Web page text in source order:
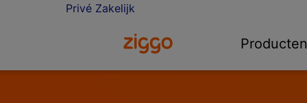
Privé Zakelijk
Ga naar de Ziggo homepageProducten